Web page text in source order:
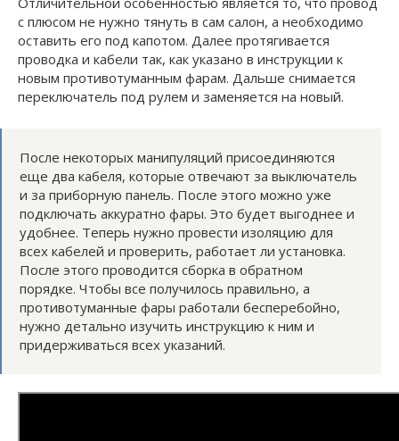
с плюсом не нужно тянуть в сам салон, а необходимо
оставить его под капотом. Далее протягивается
проводка и кабели так, как указано в инструкции к
новым противотуманным фарам. Дальше снимается
переключатель под рулем и заменяется на новый.
После некоторых манипуляций присоединяются
еще два кабеля, которые отвечают за выключатель
и за приборную панель. После этого можно уже
подключать аккуратно фары. Это будет выгоднее и
удобнее. Теперь нужно провести изоляцию для
всех кабелей и проверить, работает ли установка.
После этого проводится сборка в обратном
порядке. Чтобы все получилось правильно, а
противотуманные фары работали бесперебойно,
нужно детально изучить инструкцию к ним и
придерживаться всех указаний.